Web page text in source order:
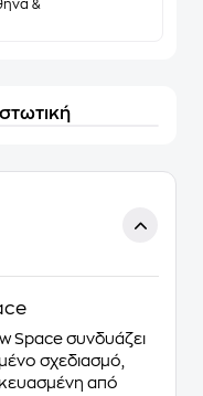
&
Space συνδυάζει
σχεδιασμό,
από